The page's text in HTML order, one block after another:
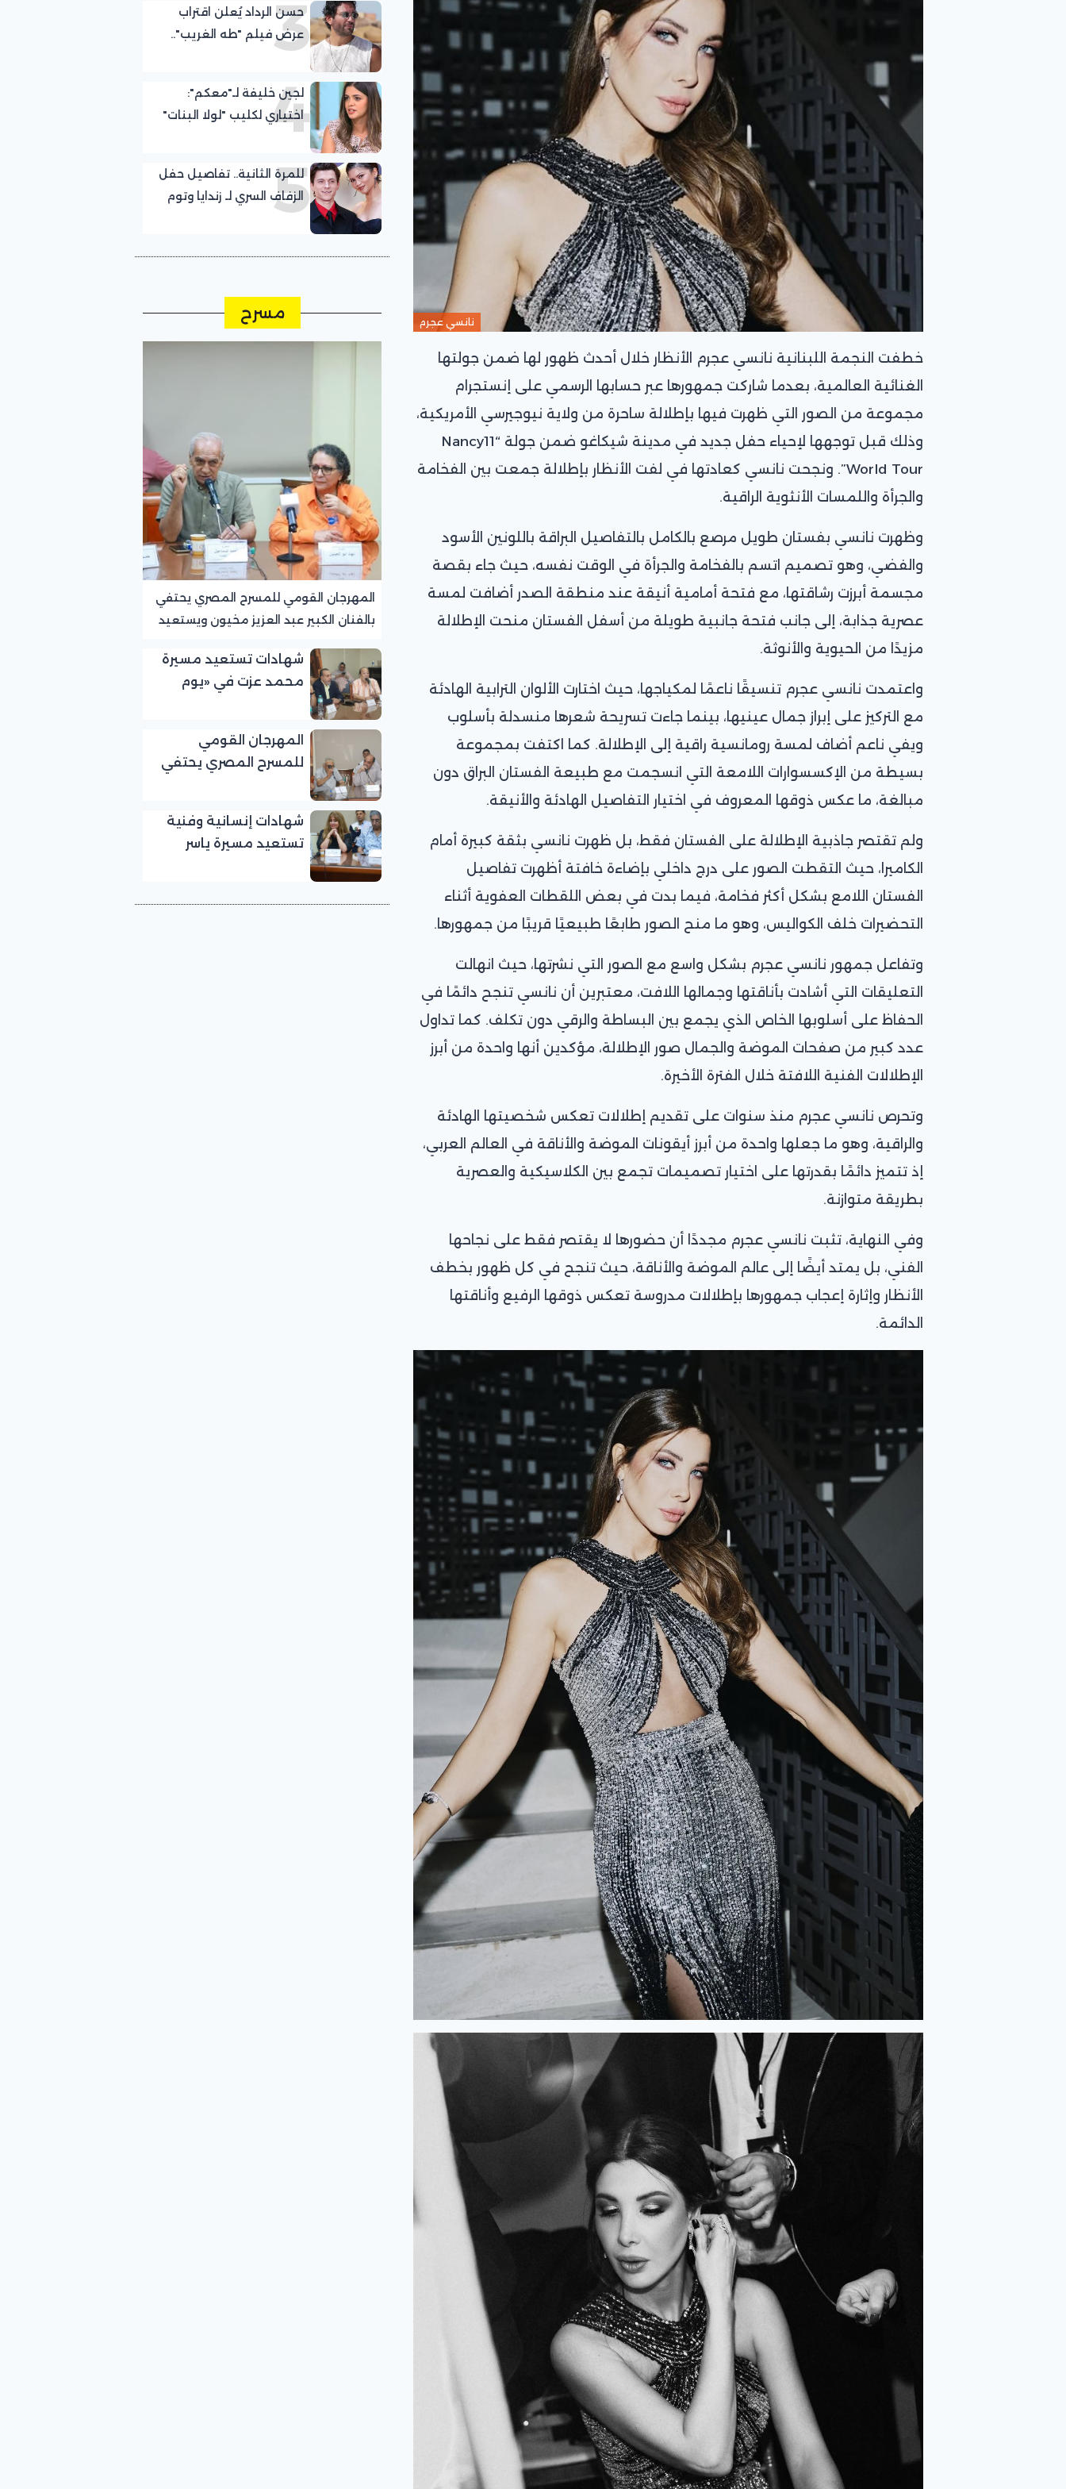
نانسي عجرم
خطفت النجمة اللبنانية نانسي عجرم الأنظار خلال أحدث ظهور لها ضمن جولتها
الغنائية العالمية، بعدما شاركت جمهورها عبر حسابها الرسمي على إنستجرام
مجموعة من الصور التي ظهرت فيها بإطلالة ساحرة من ولاية نيوجيرسي الأمريكية،
وذلك قبل توجهها لإحياء حفل جديد في مدينة شيكاغو ضمن جولة “Nancy11
World Tour”. ونجحت نانسي كعادتها في لفت الأنظار بإطلالة جمعت بين الفخامة
والجرأة واللمسات الأنثوية الراقية.
وظهرت نانسي بفستان طويل مرصع بالكامل بالتفاصيل البراقة باللونين الأسود
والفضي، وهو تصميم اتسم بالفخامة والجرأة في الوقت نفسه، حيث جاء بقصة
مجسمة أبرزت رشاقتها، مع فتحة أمامية أنيقة عند منطقة الصدر أضافت لمسة
عصرية جذابة، إلى جانب فتحة جانبية طويلة من أسفل الفستان منحت الإطلالة
مزيدًا من الحيوية والأنوثة.
واعتمدت نانسي عجرم تنسيقًا ناعمًا لمكياجها، حيث اختارت الألوان الترابية الهادئة
مع التركيز على إبراز جمال عينيها، بينما جاءت تسريحة شعرها منسدلة بأسلوب
ويفي ناعم أضاف لمسة رومانسية راقية إلى الإطلالة. كما اكتفت بمجموعة
بسيطة من الإكسسوارات اللامعة التي انسجمت مع طبيعة الفستان البراق دون
مبالغة، ما عكس ذوقها المعروف في اختيار التفاصيل الهادئة والأنيقة.
ولم تقتصر جاذبية الإطلالة على الفستان فقط، بل ظهرت نانسي بثقة كبيرة أمام
الكاميرا، حيث التقطت الصور على درج داخلي بإضاءة خافتة أظهرت تفاصيل
الفستان اللامع بشكل أكثر فخامة، فيما بدت في بعض اللقطات العفوية أثناء
التحضيرات خلف الكواليس، وهو ما منح الصور طابعًا طبيعيًا قريبًا من جمهورها.
وتفاعل جمهور نانسي عجرم بشكل واسع مع الصور التي نشرتها، حيث انهالت
التعليقات التي أشادت بأناقتها وجمالها اللافت، معتبرين أن نانسي تنجح دائمًا في
الحفاظ على أسلوبها الخاص الذي يجمع بين البساطة والرقي دون تكلف. كما تداول
عدد كبير من صفحات الموضة والجمال صور الإطلالة، مؤكدين أنها واحدة من أبرز
الإطلالات الفنية اللافتة خلال الفترة الأخيرة.
وتحرص نانسي عجرم منذ سنوات على تقديم إطلالات تعكس شخصيتها الهادئة
والراقية، وهو ما جعلها واحدة من أبرز أيقونات الموضة والأناقة في العالم العربي،
إذ تتميز دائمًا بقدرتها على اختيار تصميمات تجمع بين الكلاسيكية والعصرية
بطريقة متوازنة.
وفي النهاية، تثبت نانسي عجرم مجددًا أن حضورها لا يقتصر فقط على نجاحها
الفني، بل يمتد أيضًا إلى عالم الموضة والأناقة، حيث تنجح في كل ظهور بخطف
الأنظار وإثارة إعجاب جمهورها بإطلالات مدروسة تعكس ذوقها الرفيع وأناقتها
الدائمة.
الشمالي
3
حسن الرداد يُعلن اقتراب
عرض فيلم "طه الغريب"..
4
لجين خليفة لـ"معكم":
اختياري لكليب "لولا البنات"
قبل التصوير بيوم
5
للمرة الثانية.. تفاصيل حفل
الزفاف السري لـ زندايا وتوم
مسرح
المهرجان القومي للمسرح المصري يحتفي
بالفنان الكبير عبد العزيز مخيون ويستعيد
شهادات تستعيد مسيرة
محمد عزت في «يوم
للمسرح المصري
المهرجان القومي
للمسرح المصري يحتفي
لرموز المسرح»
شهادات إنسانية وفنية
تستعيد مسيرة ياسر